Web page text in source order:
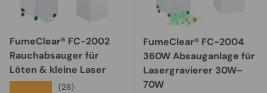
FumeClear® FC-2002
Rauchabsauger für
Löten & kleine Laser
(28)
FumeClear® FC-2004
360W Absauganlage für
Lasergravierer 30W–
70W